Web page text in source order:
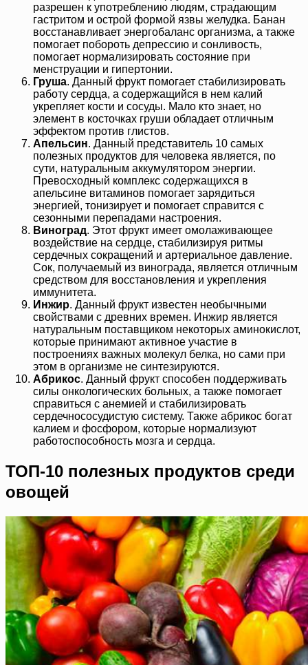
разрешен к употреблению людям, страдающим
гастритом и острой формой язвы желудка. Банан
восстанавливает энергобаланс организма, а также
помогает побороть депрессию и сонливость,
помогает нормализировать состояние при
менструации и гипертонии.
Груша. Данный фрукт помогает стабилизировать
работу сердца, а содержащийся в нем калий
укрепляет кости и сосуды. Мало кто знает, но
элемент в косточках груши обладает отличным
эффектом против глистов.
Апельсин. Данный представитель 10 самых
полезных продуктов для человека является, по
сути, натуральным аккумулятором энергии.
Превосходный комплекс содержащихся в
апельсине витаминов помогает зарядиться
энергией, тонизирует и помогает справится с
сезонными перепадами настроения.
Виноград. Этот фрукт имеет омолаживающее
воздействие на сердце, стабилизируя ритмы
сердечных сокращений и артериальное давление.
Сок, получаемый из винограда, является отличным
средством для восстановления и укрепления
иммунитета.
Инжир. Данный фрукт известен необычными
свойствами с древних времен. Инжир является
натуральным поставщиком некоторых аминокислот,
которые принимают активное участие в
построениях важных молекул белка, но сами при
этом в организме не синтезируются.
Абрикос. Данный фрукт способен поддерживать
силы онкологических больных, а также помогает
справиться с анемией и стабилизировать
сердечнососудистую систему. Также абрикос богат
калием и фосфором, которые нормализуют
работоспособность мозга и сердца.
ТОП-10 полезных продуктов среди
овощей